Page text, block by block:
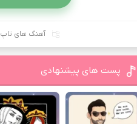
آهنگ های تاپ
پست های پیشنهادی